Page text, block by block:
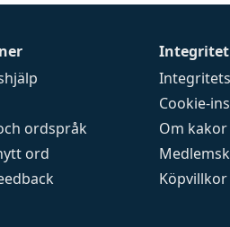
ordspråk
ord
Cookie-
Om kakor
Köpvillkor